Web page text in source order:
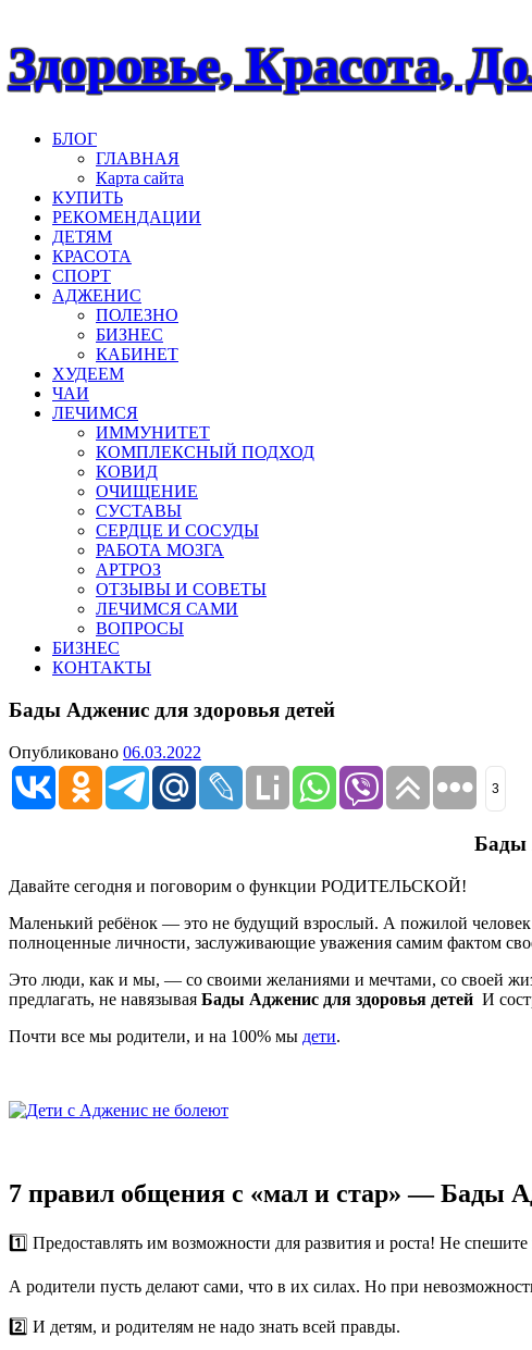
Наверх
Здоровье, Красота,
БЛОГ
ГЛАВНАЯ
Карта сайта
КУПИТЬ
РЕКОМЕНДАЦИИ
ДЕТЯМ
КРАСОТА
СПОРТ
АДЖЕНИС
ПОЛЕЗНО
БИЗНЕС
КАБИНЕТ
ХУДЕЕМ
ЧАИ
ЛЕЧИМСЯ
ИММУНИТЕТ
КОМПЛЕКСНЫЙ ПОДХОД
КОВИД
ОЧИЩЕНИЕ
СУСТАВЫ
СЕРДЦЕ И СОСУДЫ
РАБОТА МОЗГА
АРТРОЗ
ОТЗЫВЫ И СОВЕТЫ
ЛЕЧИМСЯ САМИ
ВОПРОСЫ
БИЗНЕС
КОНТАКТЫ
Бады Адженис для здоровья детей
Опубликовано 06.03.2022
3
Бады
Давайте сегодня и поговорим о функции РОДИТЕЛЬСКОЙ!
Маленький ребёнок — это не будущий взрослый. А пожилой
полноценные личности, заслуживающие уважения самим фактом
Это люди, как и мы, — со своими желаниями и мечтами, со своей
предлагать, не навязывая Бады Адженис для здоровья детей И
Почти все мы родители, и на 100% мы дети.
7 правил общения с «мал и стар» — Бады
1️⃣ Предоставлять им возможности для развития и роста! Не
А родители пусть делают сами, что в их силах. Но при
2️⃣ И детям, и родителям не надо знать всей правды.